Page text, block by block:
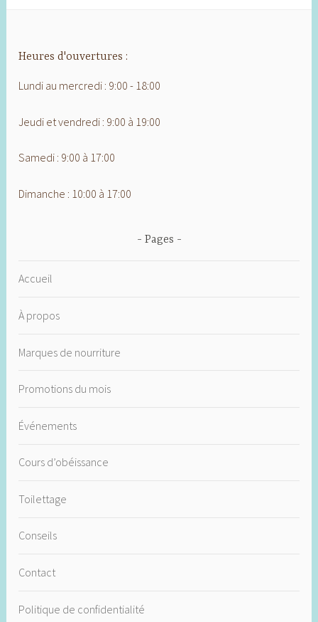
Heures d'ouvertures :
Lundi au mercredi : 9:00 - 18:00
Jeudi et vendredi : 9:00 à 19:00
Samedi : 9:00 à 17:00
Dimanche : 10:00 à 17:00
Pages
Accueil
À propos
Marques de nourriture
Promotions du mois
Événements
Cours d’obéissance
Toilettage
Conseils
Contact
Politique de confidentialité